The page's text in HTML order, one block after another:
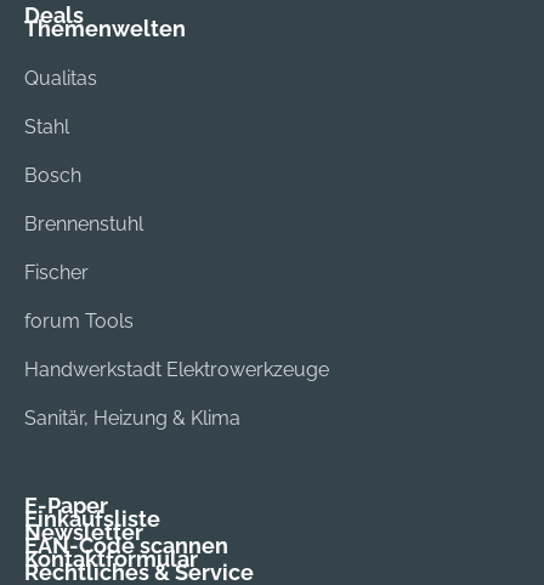
Deals
Themenwelten
Qualitas
Stahl
Bosch
Brennenstuhl
Fischer
forum Tools
Handwerkstadt Elektrowerkzeuge
Sanitär, Heizung & Klima
E-Paper
Einkaufsliste
Newsletter
EAN-Code scannen
Kontaktformular
Rechtliches & Service